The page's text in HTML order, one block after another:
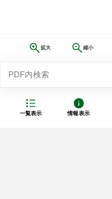
一覧表示 情報表示
拡大 縮小